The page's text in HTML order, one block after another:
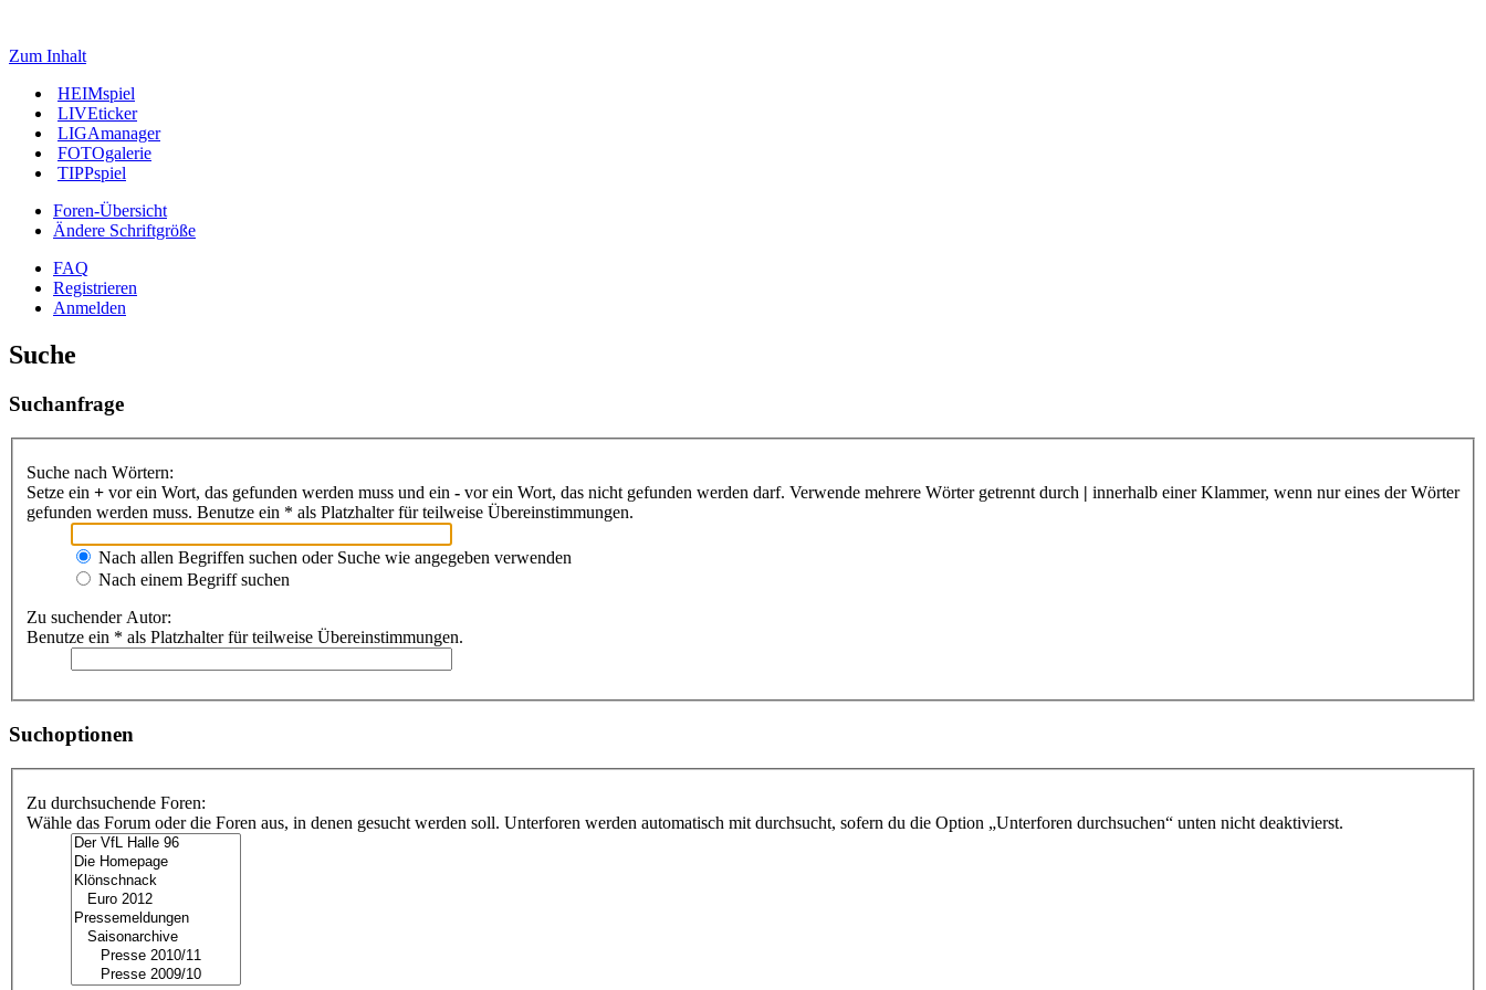
Zum Inhalt
HEIMspiel
LIVEticker
LIGAmanager
FOTOgalerie
TIPPspiel
Foren-Übersicht
Ändere Schriftgröße
FAQ
Registrieren
Anmelden
Suche
Suchanfrage
Suche nach Wörtern:
Setze ein + vor ein Wort, das gefunden werden muss und ein - vor ein Wort, das nicht gefunden werden darf. Verwende mehrere Wörter getrennt durch | innerhalb einer Klammer, wenn nur eines der Wörter
gefunden werden muss. Benutze ein * als Platzhalter für teilweise Übereinstimmungen.
Nach allen Begriffen suchen oder Suche wie angegeben verwenden
Nach einem Begriff suchen
Zu suchender Autor:
Benutze ein * als Platzhalter für teilweise Übereinstimmungen.
Suchoptionen
Zu durchsuchende Foren:
Wähle das Forum oder die Foren aus, in denen gesucht werden soll. Unterforen werden automatisch mit durchsucht, sofern du die Option „Unterforen durchsuchen“ unten nicht deaktivierst.